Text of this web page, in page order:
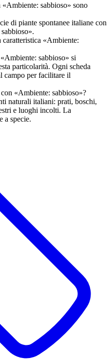
«Ambiente: sabbioso» sono
di piante spontanee italiane con
caratteristica «Ambiente:
sabbioso» si
particolarità. Ogni scheda
campo per facilitare il
«Ambiente: sabbioso»?
naturali italiani: prati, boschi,
e luoghi incolti. La
a specie.